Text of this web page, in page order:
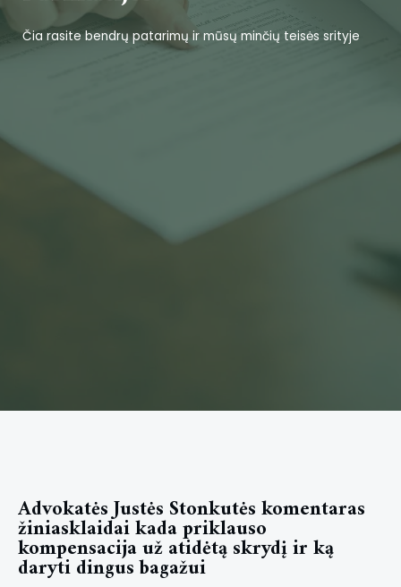
Čia rasite bendrų patarimų ir mūsų minčių teisės srityje
Advokatės Justės Stonkutės komentaras
žiniasklaidai kada priklauso
kompensacija už atidėtą skrydį ir ką
daryti dingus bagažui